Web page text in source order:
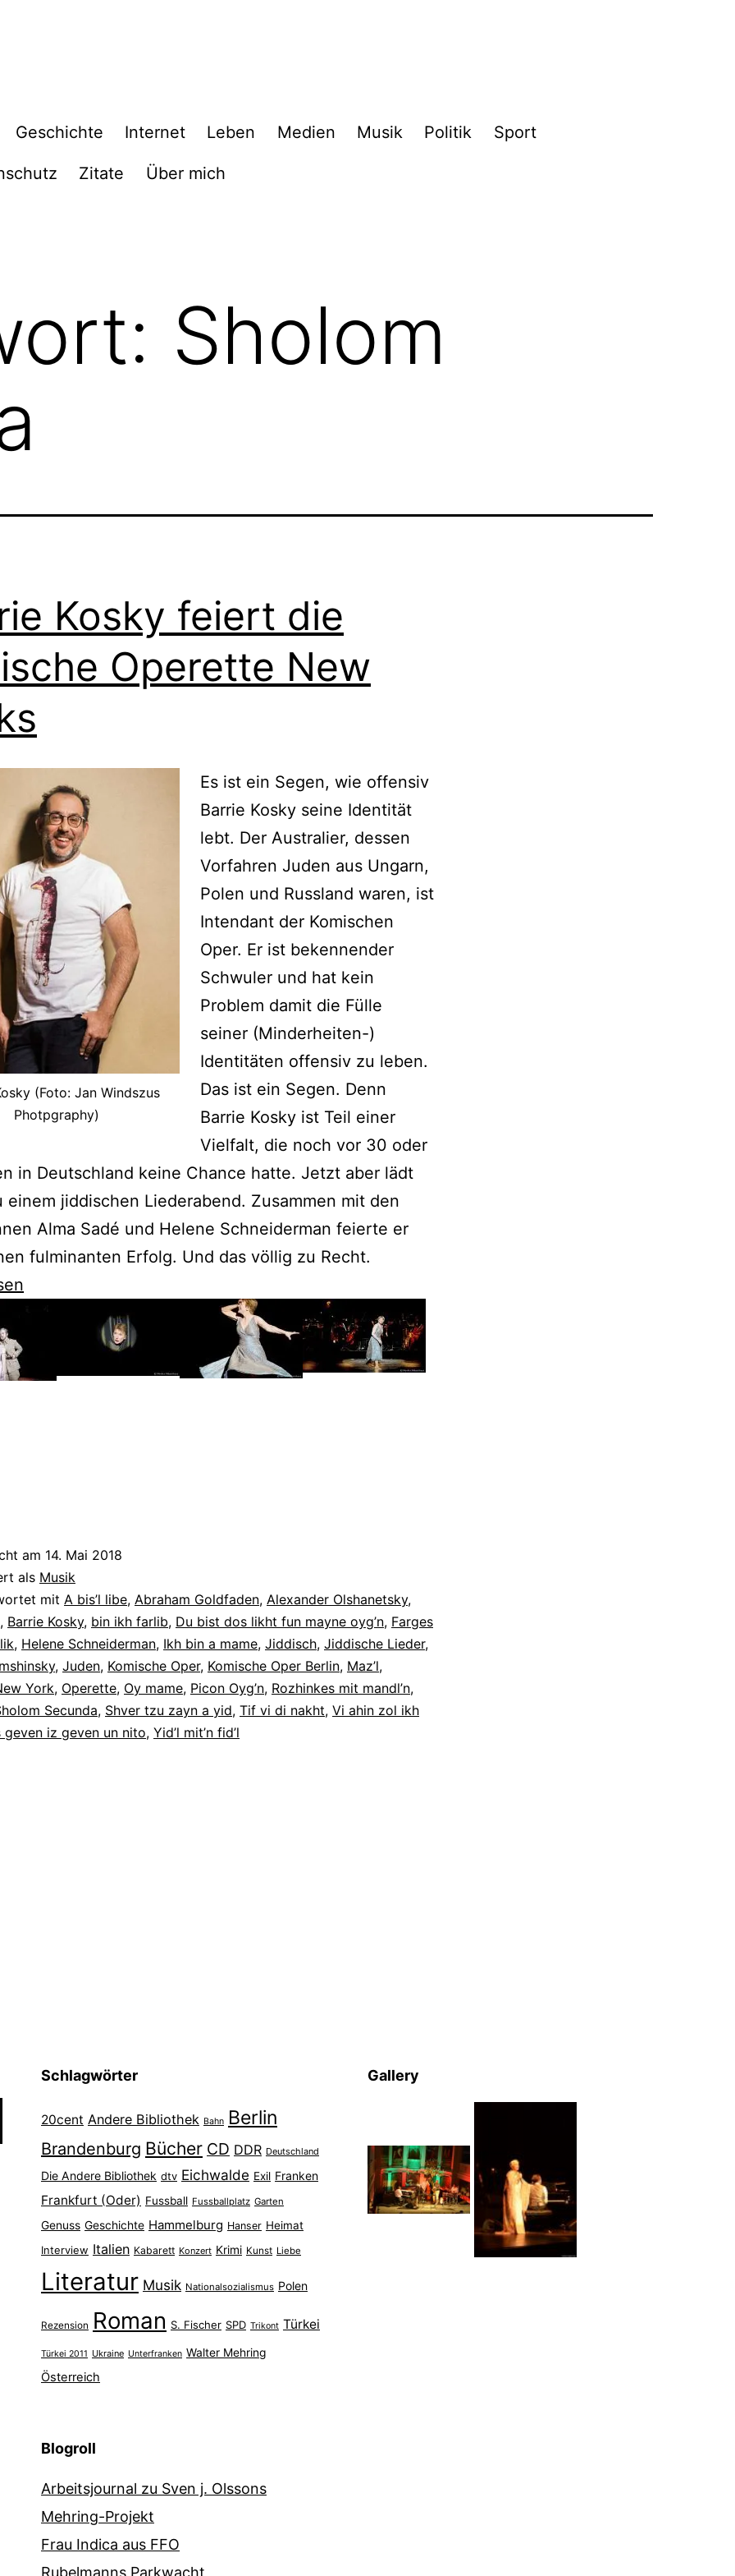
Geschichte Internet Leben Medien Musik Politik Sport
Zitate Über mich
Sholom
Kosky feiert die
Operette New
(Foto: Jan Windszus
Photpgraphy)
Es ist ein Segen, wie offensiv
Barrie Kosky seine Identität
lebt. Der Australier, dessen
Vorfahren Juden aus Ungarn,
Polen und Russland waren, ist
Intendant der Komischen
Oper. Er ist bekennender
Schwuler und hat kein
Problem damit die Fülle
seiner (Minderheiten-)
Identitäten offensiv zu leben.
Das ist ein Segen. Denn
Barrie Kosky ist Teil einer
Vielfalt, die noch vor 30 oder
in Deutschland keine Chance hatte. Jetzt aber lädt
einem jiddischen Liederabend. Zusammen mit den
Alma Sadé und Helene Schneiderman feierte er
fulminanten Erfolg. Und das völlig zu Recht.
am 14. Mai 2018
als Musik
mit A bis’l libe, Abraham Goldfaden, Alexander Olshanetsky,
, Barrie Kosky, bin ikh farlib, Du bist dos likht fun mayne oyg’n, Farges
, Helene Schneiderman, Ikh bin a mame, Jiddisch, Jiddische Lieder,
, Juden, Komische Oper, Komische Oper Berlin, Maz’l,
York, Operette, Oy mame, Picon Oyg’n, Rozhinkes mit mandl’n,
Secunda, Shver tzu zayn a yid, Tif vi di nakht, Vi ahin zol ikh
geven iz geven un nito, Yid’l mit’n fid’l
Schlagwörter
20cent Andere Bibliothek Bahn Berlin
Brandenburg Bücher CD DDR Deutschland
Die Andere Bibliothek dtv Eichwalde Exil Franken
Frankfurt (Oder) Fussball Fussballplatz Garten
Genuss Geschichte Hammelburg Hanser Heimat
Interview Italien Kabarett Konzert Krimi Kunst Liebe
Literatur Musik Nationalsozialismus Polen
Rezension Roman S. Fischer SPD Trikont Türkei
Türkei 2011 Ukraine Unterfranken Walter Mehring
Österreich
Gallery
Blogroll
Arbeitsjournal zu Sven j. Olssons
Mehring-Projekt
Frau Indica aus FFO
Rubelmanns Parkwacht